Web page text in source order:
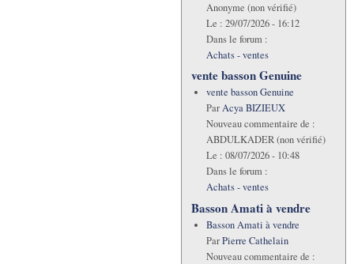
Anonyme (non vérifié)
Le : 29/07/2026 - 16:12
Dans le forum :
Achats - ventes
vente basson Genuine
vente basson Genuine
ParAcya BIZIEUX
Nouveau commentaire de :
ABDULKADER (non vérifié)
Le : 08/07/2026 - 10:48
Dans le forum :
Achats - ventes
Basson Amati à vendre
Basson Amati à vendre
ParPierre Cathelain
Nouveau commentaire de :